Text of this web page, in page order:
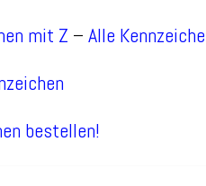
mit Z – Alle
bestellen!